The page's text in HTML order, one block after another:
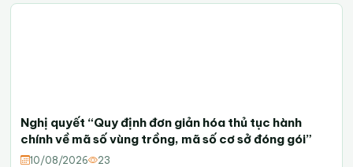
Nghị quyết “Quy định đơn giản hóa thủ tục hành
chính về mã số vùng trồng, mã số cơ sở đóng gói”
10/08/2026 23